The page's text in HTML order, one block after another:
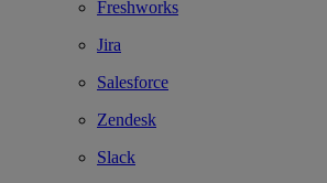
Freshworks
Jira
Salesforce
Zendesk
Slack